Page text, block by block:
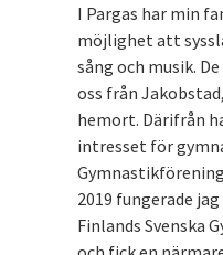
I Pargas har min
möjlighet att
sång och musik.
oss från
hemort. Därifrån
intresset för
Gymnastikförening
2019 fungerade
Finlands Svenska